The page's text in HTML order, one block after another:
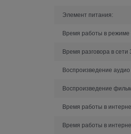
Элемент питания:
Время работы в режиме
Время разговора в сети
Воспроизведение аудио
Воспроизведение
Время работы в
Время работы в